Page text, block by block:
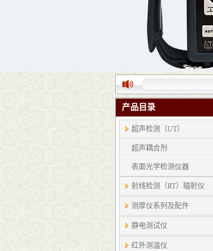
产品目录
超声检测（UT）
超声耦合剂
表面光学检测仪器
射线检测（RT）辐射仪
测厚仪系列及配件
静电测试仪
红外测温仪